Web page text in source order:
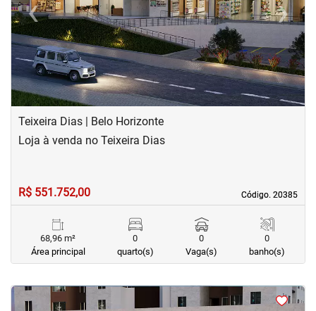
‹Previous ›Next
Teixeira Dias | Belo Horizonte
Código. 20385
Código. 20385
Loja à venda no Teixeira Dias
R$ 551.752,00
68,96 m²
Área principal
0
quarto(s)
0
Vaga(s)
0
banho(s)
< <<